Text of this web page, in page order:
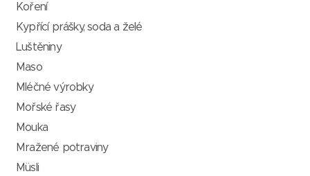
Koření
Kypřící prášky, soda a želé
Luštěniny
Maso
Mléčné výrobky
Mořské řasy
Mouka
Mražené potraviny
Müsli